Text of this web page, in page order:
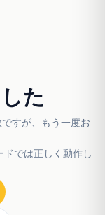
た
すが、もう一度お
では正しく動作し